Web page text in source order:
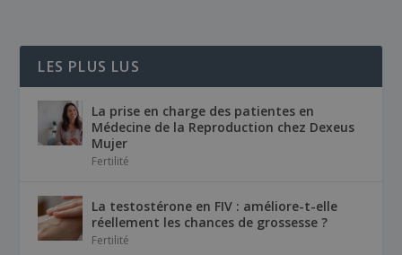
LES PLUS LUS
La prise en charge des patientes en
Médecine de la Reproduction chez Dexeus
Mujer
Fertilité
La testostérone en FIV : améliore-t-elle
réellement les chances de grossesse ?
Fertilité